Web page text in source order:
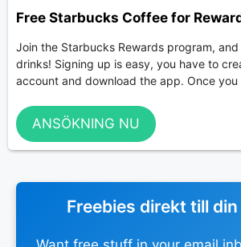
Free Starbucks Coffee for
Join the Starbucks Rewards program,
drinks! Signing up is easy, you have to
account and download the app. Once you
ANSÖKNING NU
Freebies direkt till